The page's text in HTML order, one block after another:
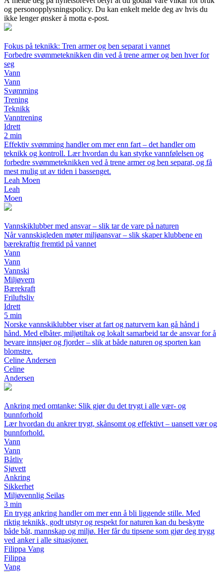
og personopplysningspolicy. Du kan enkelt melde deg av hvis du
ikke lenger ønsker å motta e-post.
Fokus på teknikk: Tren armer og ben separat i vannet
Forbedre svømmeteknikken din ved å trene armer og ben hver for
seg
Vann
Vann
Svømming
Trening
Teknikk
Vanntrening
Idrett
2 min
Effektiv svømming handler om mer enn fart – det handler om
teknikk og kontroll. Lær hvordan du kan styrke vannfølelsen og
forbedre svømmeteknikken ved å trene armer og ben separat, og få
mest mulig ut av tiden i bassenget.
Leah Moen
Leah
Moen
Vannskiklubber med ansvar – slik tar de vare på naturen
Når vannskigleden møter miljøansvar – slik skaper klubbene en
bærekraftig fremtid på vannet
Vann
Vann
Vannski
Miljøvern
Bærekraft
Friluftsliv
Idrett
5 min
Norske vannskiklubber viser at fart og naturvern kan gå hånd i
hånd. Med elbåter, miljøtiltak og lokalt samarbeid tar de ansvar for å
bevare innsjøer og fjorder – slik at både naturen og sporten kan
blomstre.
Celine Andersen
Celine
Andersen
Ankring med omtanke: Slik gjør du det trygt i alle vær- og
bunnforhold
Lær hvordan du ankrer trygt, skånsomt og effektivt – uansett vær og
bunnforhold.
Vann
Vann
Båtliv
Sjøvett
Ankring
Sikkerhet
Miljøvennlig Seilas
3 min
En trygg ankring handler om mer enn å bli liggende stille. Med
riktig teknikk, godt utstyr og respekt for naturen kan du beskytte
både båt, mannskap og miljø. Her får du tipsene som gjør deg trygg
ved anker i alle situasjoner.
Filippa Vang
Filippa
Vang